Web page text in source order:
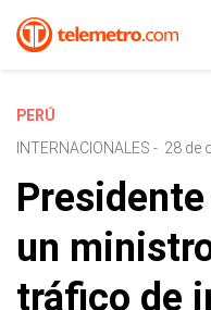
PERÚ
INTERNACIONALES - 28 de
un
tráfico de